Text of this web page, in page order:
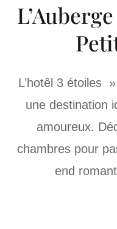
L’hotêl 3 étoiles
une destination
amoureux.
chambres pour
end